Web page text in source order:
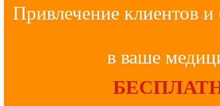
Привлечение клиентов и
в ваше